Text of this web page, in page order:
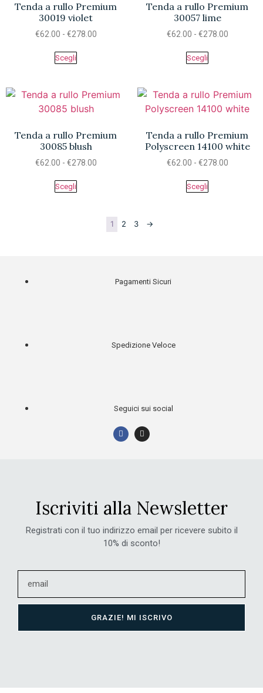
Tenda a rullo Premium
30019 violet
€62.00 - €278.00
Scegli
Tenda a rullo Premium
30057 lime
€62.00 - €278.00
Scegli
Tenda a rullo Premium
30085 blush
€62.00 - €278.00
Scegli
Tenda a rullo Premium
Polyscreen 14100 white
€62.00 - €278.00
Scegli
1 2 3 →
Pagamenti Sicuri
Spedizione Veloce
Seguici sui social
Iscriviti alla Newsletter
Registrati con il tuo indirizzo email per ricevere subito il
10% di sconto!
GRAZIE! MI ISCRIVO